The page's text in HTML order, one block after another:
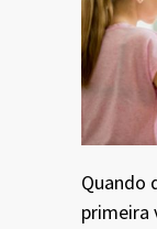
Quando
primeira